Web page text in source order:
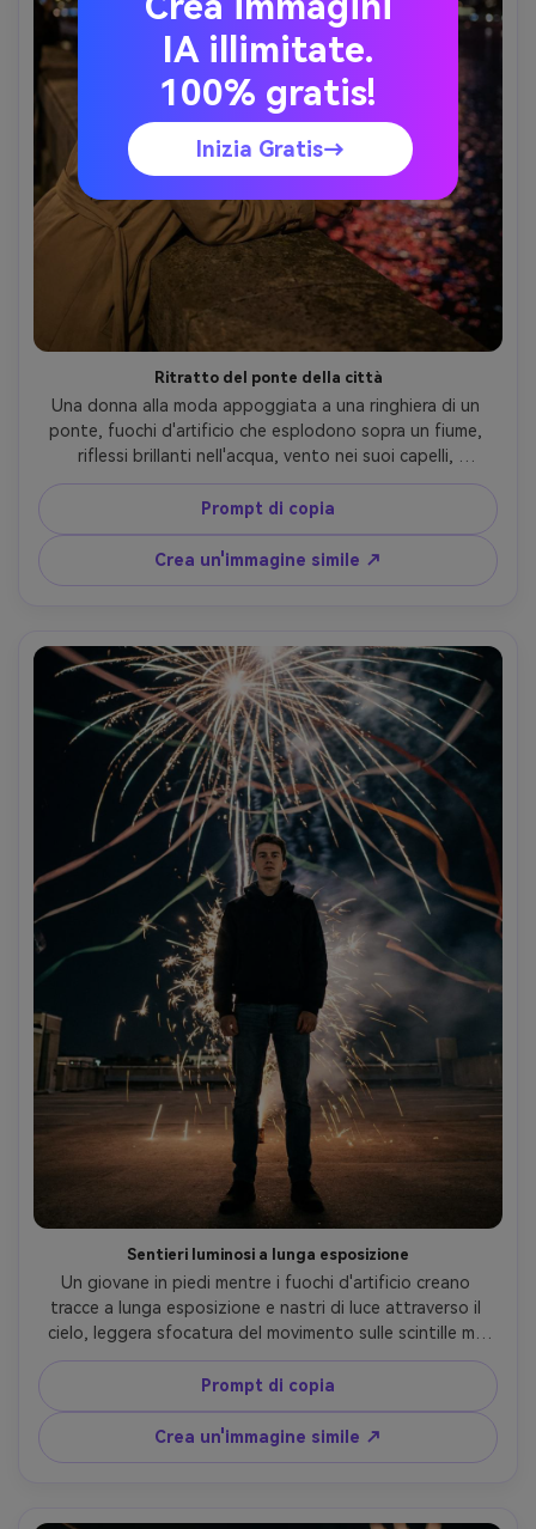
Ritratto del ponte della città
Una donna alla moda appoggiata a una ringhiera di un
ponte, fuochi d'artificio che esplodono sopra un fiume,
riflessi brillanti nell'acqua, vento nei suoi capelli,
indossando un trench beige e orecchini a cerchio d'oro,
girato su Sony A7R V, 70-200mm a 135mm f/2.8, sfondo
compresso, soggetto nitido, grado di colore notturno
cinematografico, struttura realistica della pelle e
dettaglio del tessuto- -ar 4:5
Prompt di copia
Crea un'immagine simile ↗
Sentieri luminosi a lunga esposizione
Un giovane in piedi mentre i fuochi d'artificio creano
tracce a lunga esposizione e nastri di luce attraverso il
cielo, leggera sfocatura del movimento sulle scintille ma
tratti facciali nitidi, scattato su Nikon Z9, 24mm f/1.8,
inquadratura intera a basso angolo, prospettiva
drammatica, toni notturni ad alto contrasto, dettagli
fotorealistici, atmosfera moderna della fotografia
sperimentale- -ar 4:5
Prompt di copia
Crea un'immagine simile ↗
IA illimitate.
100% gratis!
Inizia Gratis→